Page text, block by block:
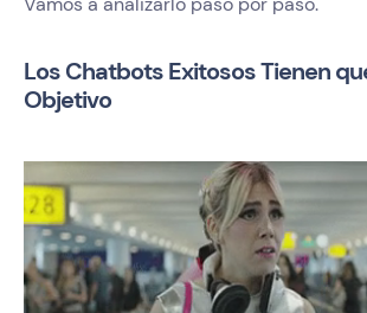
Los Chatbots Exitosos Tienen
Objetivo